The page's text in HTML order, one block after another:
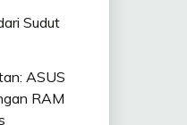
Sudut
ASUS
RAM